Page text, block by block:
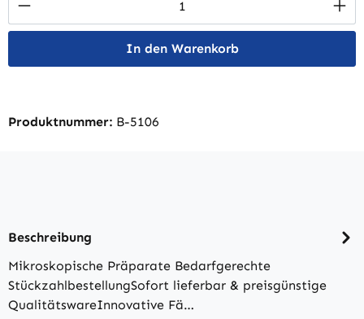
In den Warenkorb
Produktnummer: B-5106
Beschreibung
Mikroskopische Präparate Bedarfgerechte
StückzahlbestellungSofort lieferbar & preisgünstige
QualitätswareInnovative Fä…